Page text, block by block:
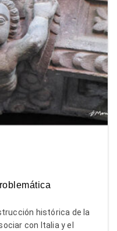
histórica de la
con Italia y el